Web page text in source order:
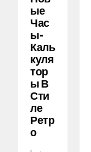
Ые
Час
Ы-
Каль
Куля
Тор
Ы В
Сти
Ле
Ретр
О